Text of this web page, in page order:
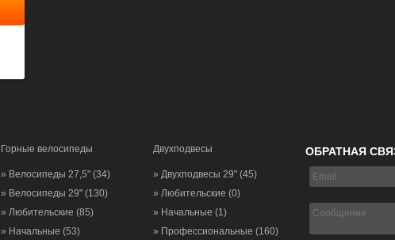
Горные велосипеды
» Велосипеды 27,5" (34)
» Велосипеды 29" (130)
» Любительские (85)
» Начальные (53)
Двухподвесы
» Двухподвесы 29" (45)
» Любительские (0)
» Начальные (1)
» Профессиональные (160)
ОБРАТНАЯ